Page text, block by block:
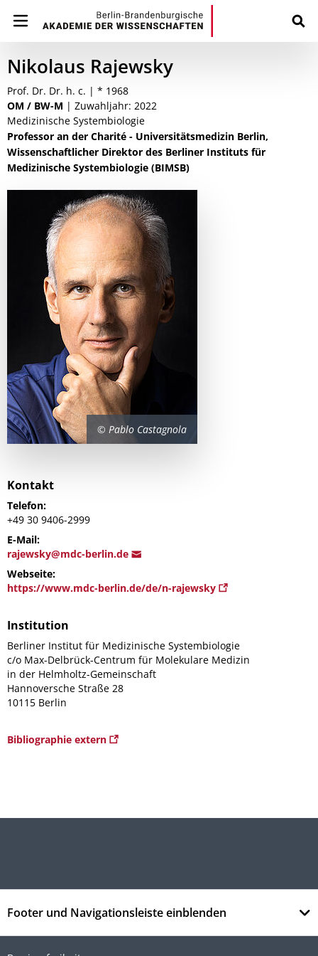
Nikolaus Rajewsky
Prof. Dr. Dr. h. c. | * 1968
OM / BW-M | Zuwahljahr: 2022
Medizinische Systembiologie
Professor an der Charité - Universitätsmedizin Berlin,
Wissenschaftlicher Direktor des Berliner Instituts für
Medizinische Systembiologie (BIMSB)
© Pablo Castagnola
Kontakt
Telefon:
+49 30 9406-2999
E-Mail:
rajewsky@mdc-berlin.de
Webseite:
https://www.mdc-berlin.de/de/n-rajewsky
Institution
Berliner Institut für Medizinische Systembiologie
c/o Max-Delbrück-Centrum für Molekulare Medizin
in der Helmholtz-Gemeinschaft
Hannoversche Straße 28
10115 Berlin
Bibliographie extern
Footer und Navigationsleiste einblenden